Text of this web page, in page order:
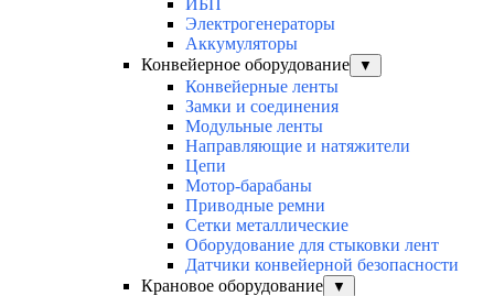
Электрогенераторы
Аккумуляторы
Конвейерное оборудование
▼
Конвейерные ленты
Замки и соединения
Модульные ленты
Направляющие и натяжители
Цепи
Мотор-барабаны
Приводные ремни
Сетки металлические
Оборудование для стыковки лент
Датчики конвейерной безопасности
Крановое оборудование
▼